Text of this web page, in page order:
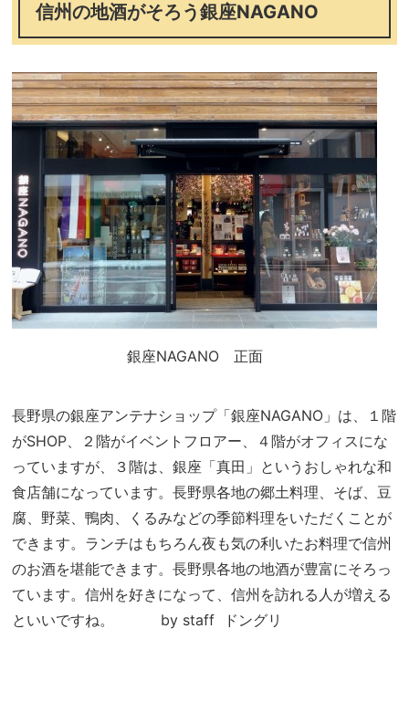
信州の地酒がそろう銀座NAGANO
銀座NAGANO 正面
長野県の銀座アンテナショップ「銀座NAGANO」は、１階
がSHOP、２階がイベントフロアー、４階がオフィスにな
っていますが、３階は、銀座「真田」というおしゃれな和
食店舗になっています。長野県各地の郷土料理、そば、豆
腐、野菜、鴨肉、くるみなどの季節料理をいただくことが
できます。ランチはもちろん夜も気の利いたお料理で信州
のお酒を堪能できます。長野県各地の地酒が豊富にそろっ
ています。信州を好きになって、信州を訪れる人が増える
といいですね。 by staff ドングリ